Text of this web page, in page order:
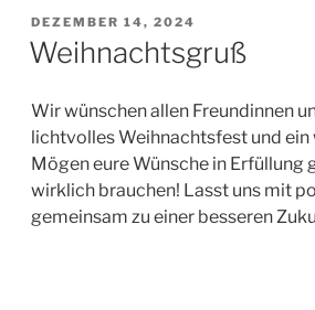
VERÖFFENTLICHT
AM
DEZEMBER 14, 2024
Weihnachtsgruß
Wir wünschen allen Freundinnen
lichtvolles Weihnachtsfest und
Mögen eure Wünsche in Erfüllung
wirklich brauchen! Lasst uns mit
gemeinsam zu einer besseren